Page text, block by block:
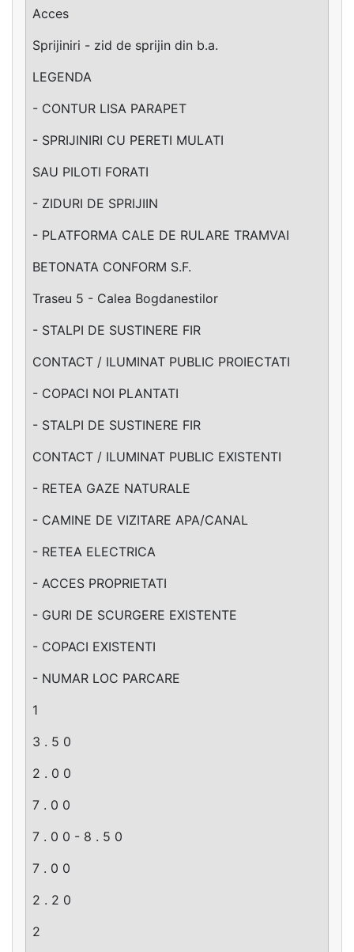
Acces
Sprijiniri - zid de sprijin din b.a.
LEGENDA
- CONTUR LISA PARAPET
- SPRIJINIRI CU PERETI MULATI
SAU PILOTI FORATI
- ZIDURI DE SPRIJIIN
- PLATFORMA CALE DE RULARE TRAMVAI
BETONATA CONFORM S.F.
Traseu 5 - Calea Bogdanestilor
- STALPI DE SUSTINERE FIR
CONTACT / ILUMINAT PUBLIC PROIECTATI
- COPACI NOI PLANTATI
- STALPI DE SUSTINERE FIR
CONTACT / ILUMINAT PUBLIC EXISTENTI
- RETEA GAZE NATURALE
- CAMINE DE VIZITARE APA/CANAL
- RETEA ELECTRICA
- ACCES PROPRIETATI
- GURI DE SCURGERE EXISTENTE
- COPACI EXISTENTI
- NUMAR LOC PARCARE
1
3 . 5 0
2 . 0 0
7 . 0 0
7 . 0 0 - 8 . 5 0
7 . 0 0
2 . 2 0
2